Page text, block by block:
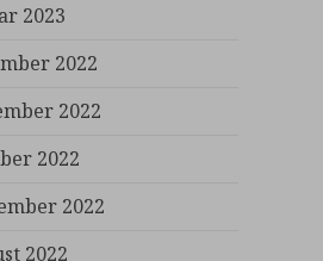
2023
2022
2022
2022
2022
2022